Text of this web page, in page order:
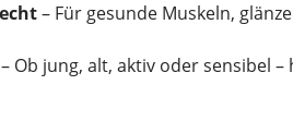
– Für gesunde Muskeln,
– Ob jung, alt, aktiv oder sensibel